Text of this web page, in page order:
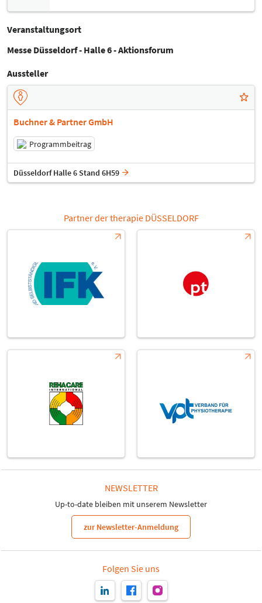
Veranstaltungsort
Messe Düsseldorf - Halle 6 - Aktionsforum
Aussteller
Buchner & Partner GmbH
Programmbeitrag
Düsseldorf Halle 6 Stand 6H59
Partner der therapie DÜSSELDORF
NEWSLETTER
Up-to-date bleiben mit unserem Newsletter
zur Newsletter-Anmeldung
Folgen Sie uns